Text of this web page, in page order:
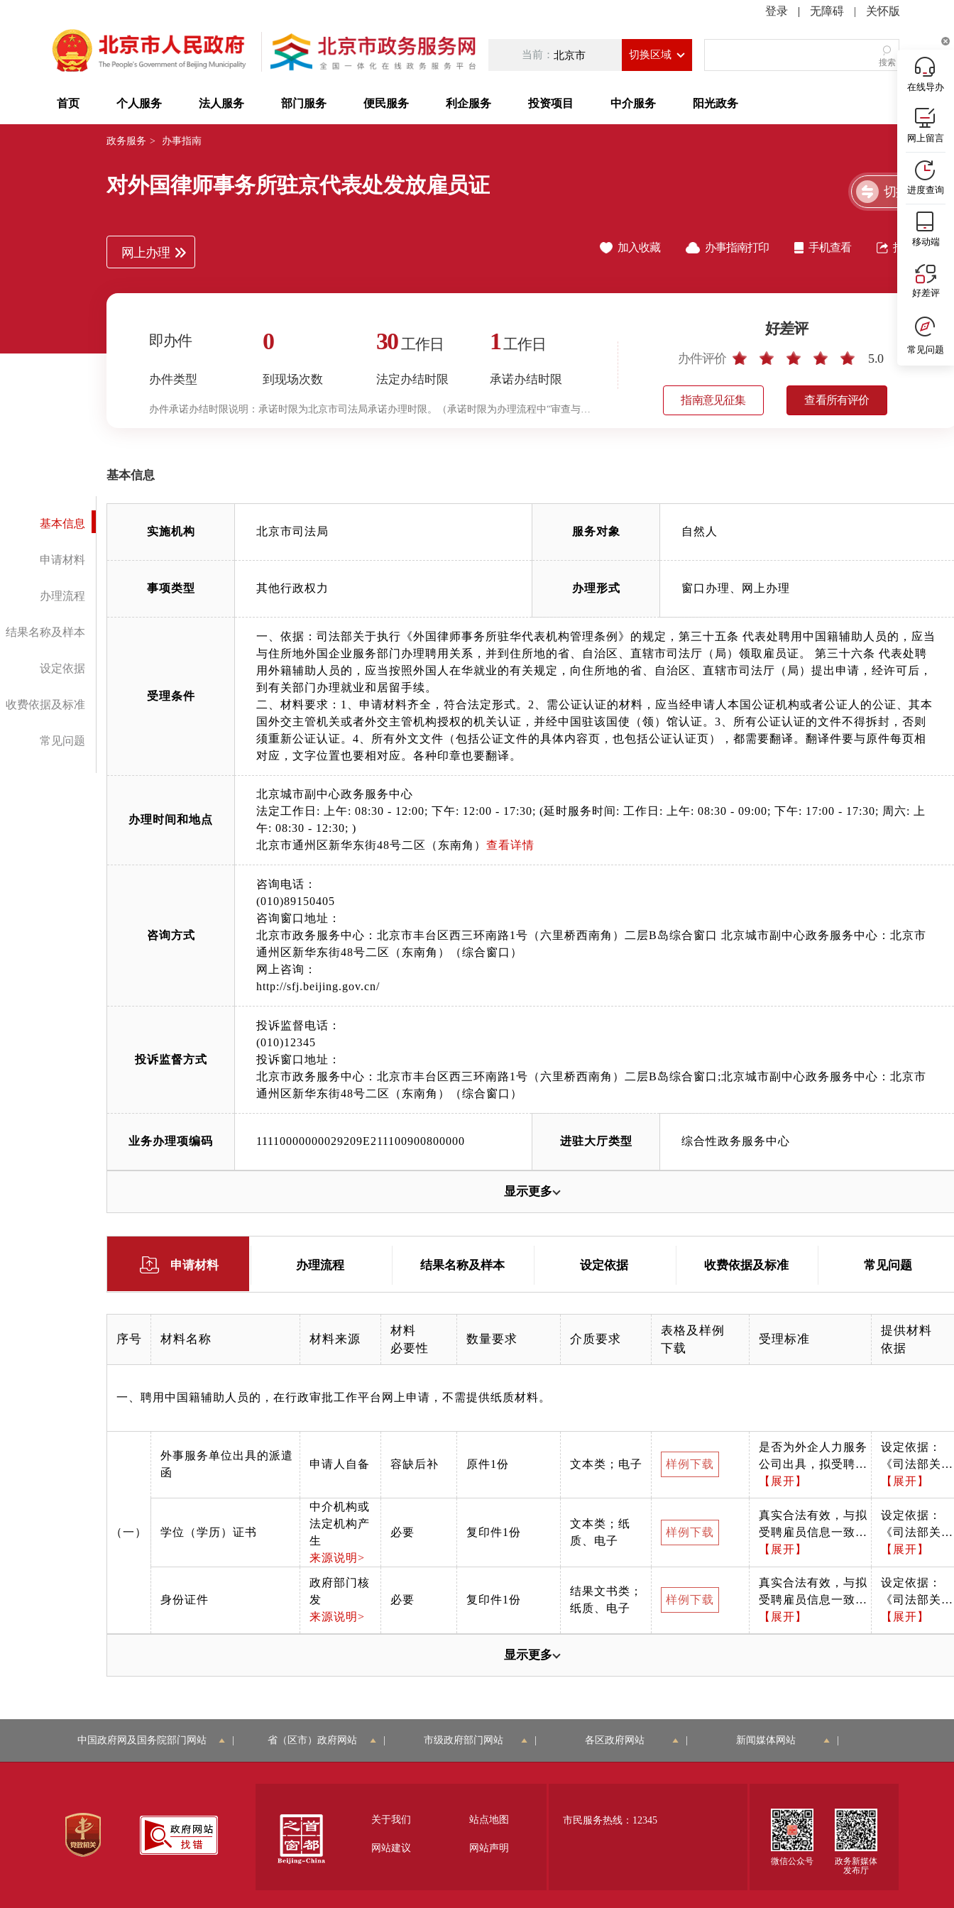
| 无障碍 | 关怀版
当前： 北京市 切换区域
搜索
首页 个人服务 法人服务 部门服务 便民服务 利企服务 投资项目 中介服务 阳光政务
政务服务 > 办事指南
对外国律师事务所驻京代表处发放雇员证 切换简洁版
网上办理 加入收藏 办事指南打印 手机查看 指南分享
即办件
办件类型
0
到现场次数
30工作日
法定办结时限
1工作日
承诺办结时限
好差评
办件评价 5.0
指南意见征集 查看所有评价
办件承诺办结时限说明： 承诺时限为北京市司法局承诺办理时限。（承诺时限为办理流程中“审查与决
基本信息
申请材料
办理流程
结果名称及样本
设定依据
收费依据及标准
常见问题
基本信息
实施机构 北京市司法局 服务对象 自然人
事项类型 其他行政权力 办理形式 窗口办理、网上办理
受理条件
一、依据：司法部关于执行《外国律师事务所驻华代表机构管理条例》的规定，第三十五条 代表处聘用中国籍辅助人员的，应当
与住所地外国企业服务部门办理聘用关系，并到住所地的省、自治区、直辖市司法厅（局）领取雇员证。 第三十六条 代表处聘
用外籍辅助人员的，应当按照外国人在华就业的有关规定，向住所地的省、自治区、直辖市司法厅（局）提出申请，经许可后，
到有关部门办理就业和居留手续。
二、材料要求：1、申请材料齐全，符合法定形式。2、需公证认证的材料，应当经申请人本国公证机构或者公证人的公证、其本
国外交主管机关或者外交主管机构授权的机关认证，并经中国驻该国使（领）馆认证。3、所有公证认证的文件不得拆封，否则
须重新公证认证。4、所有外文文件（包括公证文件的具体内容页，也包括公证认证页），都需要翻译。翻译件要与原件每页相
对应，文字位置也要相对应。各种印章也要翻译。
办理时间和地点
北京城市副中心政务服务中心
法定工作日: 上午: 08:30 - 12:00; 下午: 12:00 - 17:30; (延时服务时间: 工作日: 上午: 08:30 - 09:00; 下午: 17:00 - 17:30; 周六: 上
午: 08:30 - 12:30; )
北京市通州区新华东街48号二区（东南角） 查看详情
咨询方式
咨询电话：
(010)89150405
咨询窗口地址：
北京市政务服务中心：北京市丰台区西三环南路1号（六里桥西南角）二层B岛综合窗口 北京城市副中心政务服务中心：北京市
通州区新华东街48号二区（东南角）（综合窗口）
网上咨询：
http://sfj.beijing.gov.cn/
投诉监督方式
投诉监督电话：
(010)12345
投诉窗口地址：
北京市政务服务中心：北京市丰台区西三环南路1号（六里桥西南角）二层B岛综合窗口;北京城市副中心政务服务中心：北京市
通州区新华东街48号二区（东南角）（综合窗口）
业务办理项编码 11110000000029209E211100900800000 进驻大厅类型 综合性政务服务中心
显示更多
申请材料 办理流程 结果名称及样本 设定依据 收费依据及标准 常见问题
序号 材料名称 材料来源
材料
必要性
数量要求 介质要求
表格及样例
下载
受理标准
提供材料
依据
一、聘用中国籍辅助人员的，在行政审批工作平台网上申请，不需提供纸质材料。
（一）
外事服务单位出具的派遣
函
申请人自备 容缺后补 原件1份 文本类；电子 样例下载
是否为外企人力服务
公司出具，拟受聘雇
员姓名、职位是否正
确，落款日期及印章
是否齐备，文件格式
为一式两联。
【展开】
设定依据：
《司法部关于
执行外国律师
事务所驻华代
表机构管理条
例的规定》
（2002年7月
日中华人民共
和国司法部令
第73号） 第
十五条代表处
聘用中国籍辅
系，并到住所
【展开】
学位（学历）证书
中介机构或
法定机构产
生
来源说明>
必要 复印件1份
文本类；纸
质、电子
样例下载
真实合法有效，与拟
受聘雇员信息一致，
外文证书应当附全文
中文翻译文件。
【展开】
设定依据：
《司法部关于
执行外国律师
事务所驻华代
表机构管理条
例的规定》
（2002年7月
日中华人民共
助人员的，应
【展开】
身份证件
政府部门核
发
来源说明>
必要 复印件1份
结果文书类；
纸质、电子
样例下载
真实合法有效，与拟
受聘雇员信息一致。
身份证正方面均需提
供。
【展开】
设定依据：
《司法部关于
执行外国律师
事务所驻华代
和国司法部令
【展开】
显示更多
在线导办
网上留言
进度查询
移动端
好差评
常见问题
中国政府网及国务院部门网站 省（区市）政府网站 市级政府部门网站 各区政府网站 新闻媒体网站
关于我们 站点地图
网站建议 网站声明
市民服务热线：12345
微信公众号
政务新媒体
发布厅